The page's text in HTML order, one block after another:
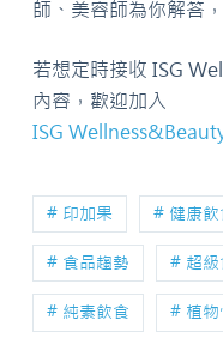
師、美容師為你解答
若想定時接收 ISG
內容，歡迎加入
ISG
# 印加果 # 健康飲
# 食品趨勢 # 超級
# 純素飲食 # 植物